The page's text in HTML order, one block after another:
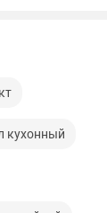
кухонный